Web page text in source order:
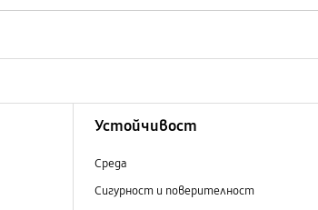
Устойчивост
Среда
Сигурност и поверителност